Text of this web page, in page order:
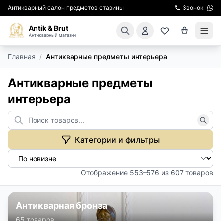
Антикварный салон предметов старины Звонок
Antik & Brut
Антикварный магазин
АРЕНДА МЕБЕЛИ
ПОДАРКИ
КИНОСЪЕМКА
ЭКСКУРСИИ
КУРСЫ ПО РЕСТАВРАЦИИ
Главная / Антикварные предметы интерьера
Антикварные предметы
интерьера
Категории и фильтры
Отображение 553–576 из 607 товаров
Антикварная бронза
65 товаров